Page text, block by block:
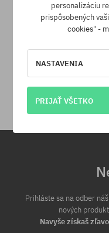
30 dní
Na vrátenie produktu
Prihláste sa na odber
nových
Navyše získaš
personalizáciu
prispôsobených
cookies" -
NASTAVENIA
PRIJAŤ VŠETKO